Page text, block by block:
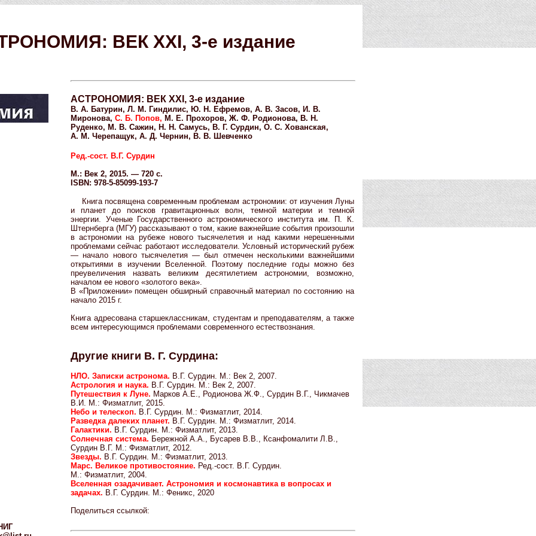
ВЕК XXI, 3-е издание
АСТРОНОМИЯ: ВЕК XXI, 3-е издание
В. А. Батурин, Л. М. Гиндилис, Ю. Н. Ефремов, А. В. Засов, И. В.
Миронова, С. Б. Попов, М. Е. Прохоров, Ж. Ф. Родионова, В. Н.
Руденко, М. В. Сажин, Н. Н. Самусь, В. Г. Сурдин, О. С. Хованская,
А. М. Черепащук, А. Д. Чернин, В. В. Шевченко
Ред.-сост. В.Г. Сурдин
М.: Век 2, 2015. — 720 с.
ISBN: 978-5-85099-193-7
Книга посвящена современным проблемам астрономии: от изучения Луны
и планет до поисков гравитационных волн, темной материи и темной
энергии. Ученые Государственного астрономического института им. П. К.
Штернберга (МГУ) рассказывают о том, какие важнейшие события произошли
в астрономии на рубеже нового тысячелетия и над какими нерешенными
проблемами сейчас работают исследователи. Условный исторический рубеж
— начало нового тысячелетия — был отмечен несколькими важнейшими
открытиями в изучении Вселенной. Поэтому последние годы можно без
преувеличения назвать великим десятилетием астрономии, возможно,
началом ее нового «золотого века».
В «Приложении» помещен обширный справочный материал по состоянию на
начало 2015 г.
Книга адресована старшеклассникам, студентам и преподавателям, а также
всем интересующимся проблемами современного естествознания.
Другие книги В. Г. Сурдина:
НЛО. Записки астронома. В.Г. Сурдин. М.: Век 2, 2007.
Астрология и наука. В.Г. Сурдин. М.: Век 2, 2007.
Путешествия к Луне. Марков А.Е., Родионова Ж.Ф., Сурдин В.Г., Чикмачев
В.И. М.: Физматлит, 2015.
Небо и телескоп. В.Г. Сурдин. М.: Физматлит, 2014.
Разведка далеких планет. В.Г. Сурдин. М.: Физматлит, 2014.
Галактики. В.Г. Сурдин. М.: Физматлит, 2013.
Солнечная система. Бережной А.А., Бусарев В.В., Ксанфомалити Л.В.,
Сурдин В.Г. М.: Физматлит, 2012.
Звезды. В.Г. Сурдин. М.: Физматлит, 2013.
Марс. Великое противостояние. Ред.-сост. В.Г. Сурдин.
М.: Физматлит, 2004.
Вселенная озадачивает. Астрономия и космонавтика в вопросах и
задачах. В.Г. Сурдин. М.: Феникс, 2020
Поделиться ссылкой: